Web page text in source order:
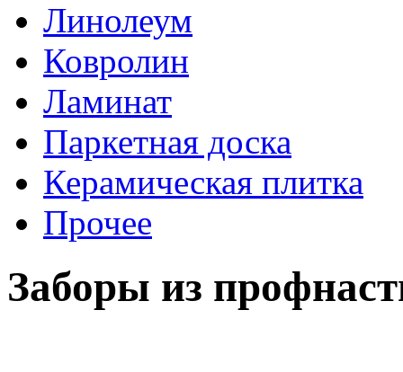
Линолеум
Ковролин
Ламинат
Паркетная доска
Керамическая плитка
Прочее
Заборы из